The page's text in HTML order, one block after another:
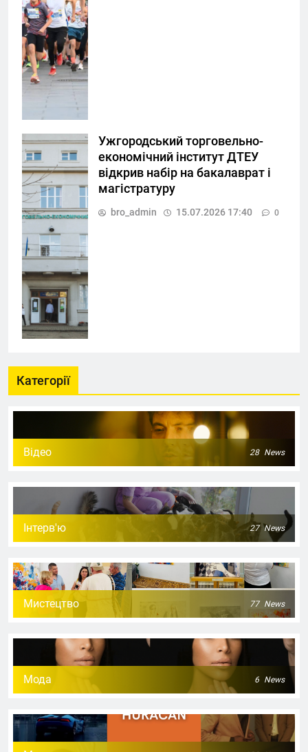
Ужгородський торговельно-
економічний інститут ДТЕУ
відкрив набір на бакалаврат і
магістратуру
bro_admin 15.07.2026 17:40 0
Категорії
Відео 28 News
Інтерв'ю 27 News
Мистецтво 77 News
Мода 6 News